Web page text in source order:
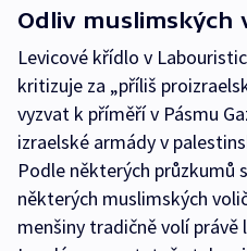
Odliv muslimských
Levicové křídlo v
kritizuje za „příliš
vyzvat k příměří v Pásmu
izraelské armády v
Podle některých průzkumů
některých muslimských
menšiny tradičně volí